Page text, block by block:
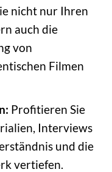
nicht nur Ihren
auch die
von
Filmen
Profitieren Sie
Interviews
und die
vertiefen.